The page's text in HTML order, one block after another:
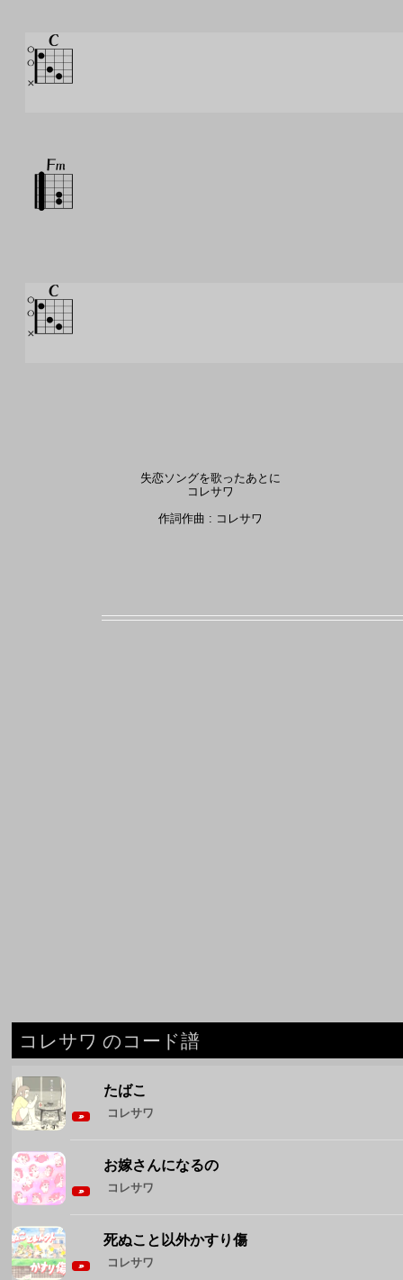
失恋ソングを歌ったあとに
コレサワ
作詞作曲 : コレサワ
コレサワ のコード譜
たばこ
コレサワ
お嫁さんになるの
コレサワ
死ぬこと以外かすり傷
コレサワ